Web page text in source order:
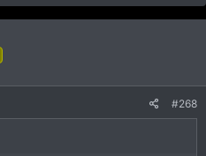
#268